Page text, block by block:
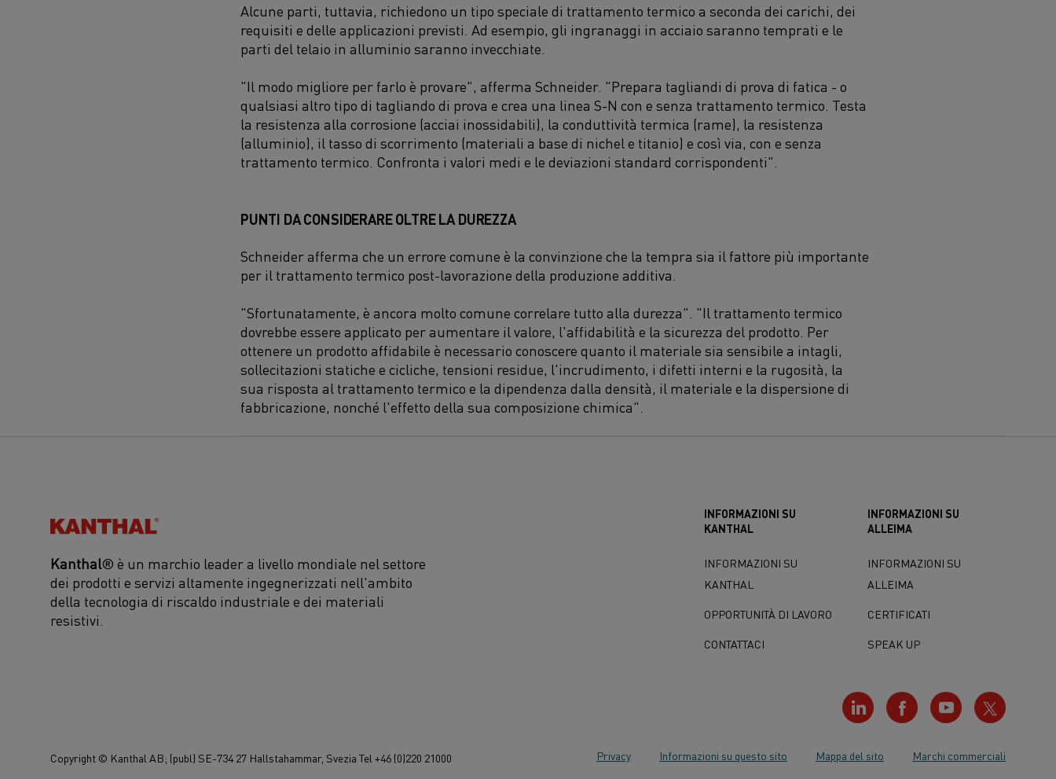
Alcune parti, tuttavia, richiedono un tipo speciale di trattamento termico a seconda dei carichi, dei
requisiti e delle applicazioni previsti. Ad esempio, gli ingranaggi in acciaio saranno temprati e le
parti del telaio in alluminio saranno invecchiate.
"Il modo migliore per farlo è provare", afferma Schneider. "Prepara tagliandi di prova di fatica - o
qualsiasi altro tipo di tagliando di prova e crea una linea S-N con e senza trattamento termico. Testa
la resistenza alla corrosione (acciai inossidabili), la conduttività termica (rame), la resistenza
(alluminio), il tasso di scorrimento (materiali a base di nichel e titanio) e così via, con e senza
trattamento termico. Confronta i valori medi e le deviazioni standard corrispondenti".
PUNTI DA CONSIDERARE OLTRE LA DUREZZA
Schneider afferma che un errore comune è la convinzione che la tempra sia il fattore più importante
per il trattamento termico post-lavorazione della produzione additiva.
"Sfortunatamente, è ancora molto comune correlare tutto alla durezza". "Il trattamento termico
dovrebbe essere applicato per aumentare il valore, l'affidabilità e la sicurezza del prodotto. Per
ottenere un prodotto affidabile è necessario conoscere quanto il materiale sia sensibile a intagli,
sollecitazioni statiche e cicliche, tensioni residue, l'incrudimento, i difetti interni e la rugosità, la
sua risposta al trattamento termico e la dipendenza dalla densità, il materiale e la dispersione di
fabbricazione, nonché l'effetto della sua composizione chimica".
Kanthal®
Kanthal® è un marchio leader a livello mondiale nel settore
dei prodotti e servizi altamente ingegnerizzati nell'ambito
della tecnologia di riscaldo industriale e dei materiali
resistivi.
INFORMAZIONI SU
KANTHAL
INFORMAZIONI SU
KANTHAL
OPPORTUNITÀ DI LAVORO
CONTATTACI
INFORMAZIONI SU
ALLEIMA
INFORMAZIONI SU
ALLEIMA
CERTIFICATI
SPEAK UP
Privacy Informazioni su questo sito Mappa del sito Marchi commerciali
Copyright © Kanthal AB; (publ) SE-734 27 Hallstahammar, Svezia Tel +46 (0)220 21000